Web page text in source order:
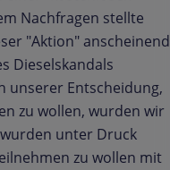
Nachfragen stellte
"Aktion" anscheinend
Dieselskandals
unserer Entscheidung,
zu wollen, wurden wir
unter Druck
zu wollen mit